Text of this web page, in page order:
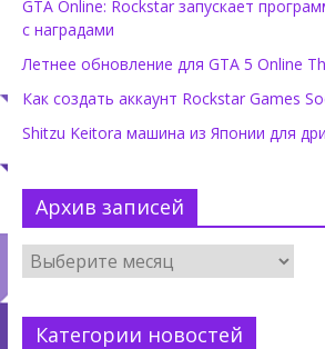
GTA Online: Rockstar запускает
с наградами
Летнее обновление для GTA 5 Online
Как создать аккаунт Rockstar Games
Shitzu Keitora машина из Японии для
Архив записей
Категории новостей